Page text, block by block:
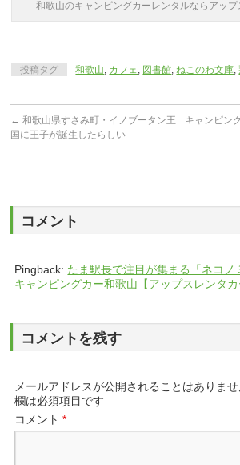
和歌山のキャンピングカーレンタルならアップ
投稿タグ 和歌山, カフェ, 図書館,ねこのわ文庫,
← 和歌山県すさみ町・イノブータン王
国に王子が誕生したらしい
キャンピン
コメント
Pingback: たま駅長で注目が集まる「ネコ
キャンピングカー和歌山【アップスレンタカ
コメントを残す
メールアドレスが公開されることはありませ
欄は必須項目です
コメント*